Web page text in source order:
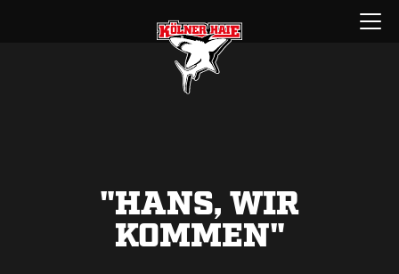
Menü
öffnen
"HANS, WIR
KOMMEN"